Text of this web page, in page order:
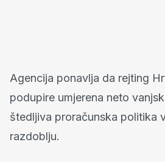
Agencija ponavlja da rejting
podupire umjerena neto
štedljiva proračunska politika
razdoblju.